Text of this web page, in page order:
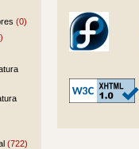
(0)
(722)